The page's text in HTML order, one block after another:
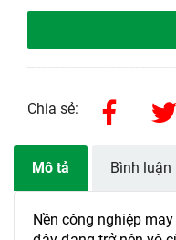
Chia sẻ:
Mô tả Bình luận
Nền công nghiệp